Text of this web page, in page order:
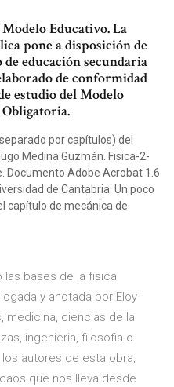
Educativo. La
pone a disposición de
educación secundaria
de conformidad
estudio del Modelo
por capítulos) del
Medina Guzmán. Fisica-2-
Documento Adobe Acrobat 1.6
de Cantabria. Un poco
capítulo de mecánica de
las bases de la fisica
y anotada por Eloy
medicina, ciencias de la
ingenieria, filosofia o
autores de esta obra,
que nos lleva desde